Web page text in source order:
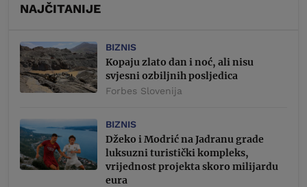
NAJČITANIJE
BIZNIS
Kopaju zlato dan i noć, ali nisu
svjesni ozbiljnih posljedica
Forbes Slovenija
BIZNIS
Džeko i Modrić na Jadranu grade
luksuzni turistički kompleks,
vrijednost projekta skoro milijardu
eura